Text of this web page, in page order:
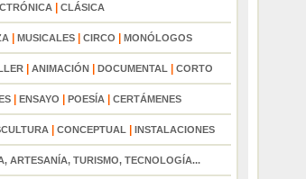
| CLÁSICA
| MUSICALES| CIRCO MONÓLOGOS
ANIMACIÓN DOCUMENTAL CORTO
ENSAYO POESÍA CERTÁMENES
CONCEPTUAL INSTALACIONES
ARTESANÍA, TURISMO, TECNOLOGÍA...